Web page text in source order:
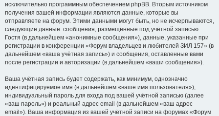
исключительно программным обеспечением phpBB. Вторым источником
получения вашей информации являются данные, которые вы
отправляете на форум. Этими данными могут быть, но не исчерпываются,
следующие данные: сообщения, размещённые под учётной записью
Гостя (в дальнейшем «анонимные сообщения»), данные, указанные при
регистрации в конференции «Форум владельцев и любителей ЗИЛ 157» (в
дальнейшем «ваша учётная запись») и сообщения, оставленные вами
после регистрации и авторизации (в дальнейшем «ваши сообщения»).
Ваша учётная запись будет содержать, как минимум, однозначно
идентифицируемое имя (в дальнейшем «ваше имя пользователя»),
индивидуальный пароль для входа под вашей учётной записью (далее
«ваш пароль») и реальный адрес email (в дальнейшем «ваш адрес
email»). Ваша информация из вашей учётной записи на форумах «Форум